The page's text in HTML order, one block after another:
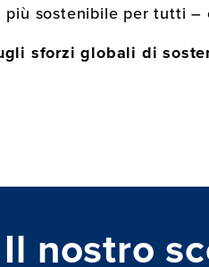
sostenibile per tutti
sforzi globali di
Il nostro